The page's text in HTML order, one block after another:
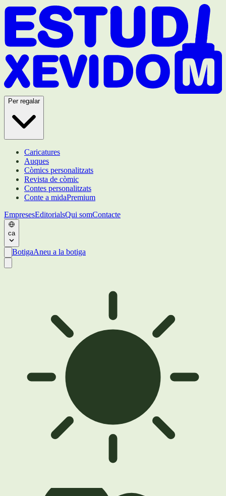
Per regalar
Caricatures
Auques
Còmics personalitzats
Revista de còmic
Contes personalitzats
Conte a midaPremium
EmpresesEditorialsQui somContacte
ca
BotigaAneu a la botiga